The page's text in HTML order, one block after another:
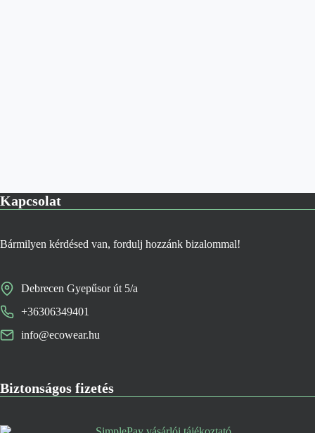
Kapcsolat
Bármilyen kérdésed van, fordulj hozzánk bizalommal!
Debrecen Gyepűsor út 5/a
+36306349401
info@ecowear.hu
Biztonságos fizetés